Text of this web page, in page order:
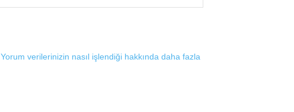
Yorum verilerinizin nasıl işlendiği hakkında daha fazla